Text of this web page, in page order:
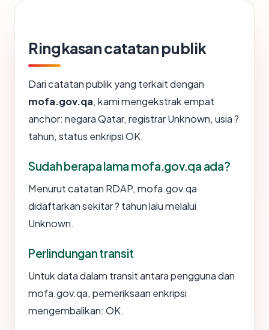
Ringkasan catatan publik
Dari catatan publik yang terkait dengan
mofa.gov.qa, kami mengekstrak empat
anchor: negara Qatar, registrar Unknown, usia ?
tahun, status enkripsi OK.
Sudah berapa lama mofa.gov.qa ada?
Menurut catatan RDAP, mofa.gov.qa
didaftarkan sekitar ? tahun lalu melalui
Unknown.
Perlindungan transit
Untuk data dalam transit antara pengguna dan
mofa.gov.qa, pemeriksaan enkripsi
mengembalikan: OK.